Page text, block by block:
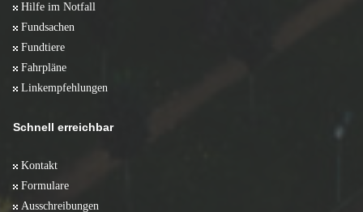
Hilfe im Notfall
Fundsachen
Fundtiere
Fahrpläne
Linkempfehlungen
Schnell erreichbar
Kontakt
Formulare
Ausschreibungen